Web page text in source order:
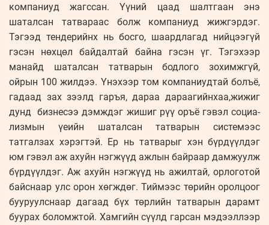
компаниуд жагссан. Үүний цаад шалтгаан энэ
шаталсан татвараас болж компаниуд жижгэрдэг.
Тэгээд тендерийнх нь босго, шаардлагад нийцээгүй
гэсэн нөхцөл байдалтай байна гэсэн үг. Тэгэхээр
манайд шаталсан татварын бодлого зохимжгүй,
ойрын 100 жилдээ. Үнэхээр том компаниудтай болъё,
гадаад зах зээлд гаръя, дараа дараагийнхаа,жижиг
дунд бизнесээ дэмждэг жишиг рүү оръё гэвэл социа­
лизмын үеийн шаталсан татварын сис­темээс
татгалзах хэрэгтэй. Ер нь тат­варыг хэн бүрдүүлдэг
юм гэвэл аж ахуйн нэгжүүд ажлын байраар дам­жуулж
бүрдүүлдэг. Аж ахуйн нэг­жүүд нь ажилтай, орлоготой
байснаар улс орон хөгждөг. Тиймээс төрийн оролцоог
бууруулснаар дагаад бүх төрлийн татварын дарамт
буурах боломжтой. Хамгийн сүүлд гарсан мэдээллээр